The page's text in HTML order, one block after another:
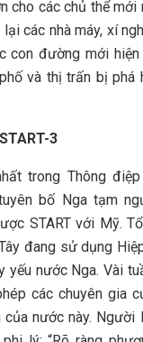
cho các chủ thể mới
các nhà máy, xí
con đường mới
và thị trấn bị
3
trong Thông
bố Nga tạm
START với Mỹ.
đang sử dụng
yếu nước Nga. Vài
các chuyên gia
nước này. Người